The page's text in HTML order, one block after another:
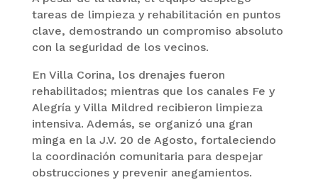
tareas de limpieza y rehabilitación en puntos
clave, demostrando un compromiso absoluto
con la seguridad de los vecinos.
En Villa Corina, los drenajes fueron
rehabilitados; mientras que los canales Fe y
Alegría y Villa Mildred recibieron limpieza
intensiva. Además, se organizó una gran
minga en la J.V. 20 de Agosto, fortaleciendo
la coordinación comunitaria para despejar
obstrucciones y prevenir anegamientos.